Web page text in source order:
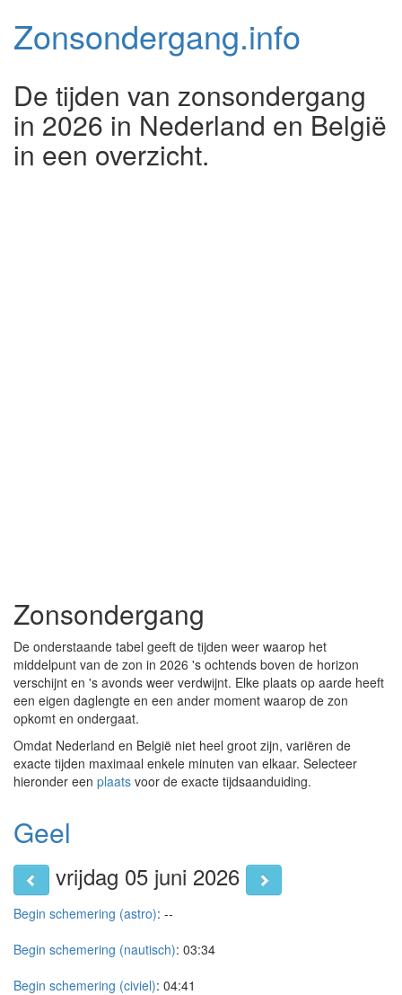
Zonsondergang.info
De tijden van zonsondergang
in 2026 in Nederland en België
in een overzicht.
Zonsondergang
De onderstaande tabel geeft de tijden weer waarop het
middelpunt van de zon in 2026 's ochtends boven de horizon
verschijnt en 's avonds weer verdwijnt. Elke plaats op aarde heeft
een eigen daglengte en een ander moment waarop de zon
opkomt en ondergaat.
Omdat Nederland en België niet heel groot zijn, variëren de
exacte tijden maximaal enkele minuten van elkaar. Selecteer
hieronder een plaats voor de exacte tijdsaanduiding.
Geel
vrijdag 05 juni 2026
Begin schemering (astro): --
Begin schemering (nautisch): 03:34
Begin schemering (civiel): 04:41